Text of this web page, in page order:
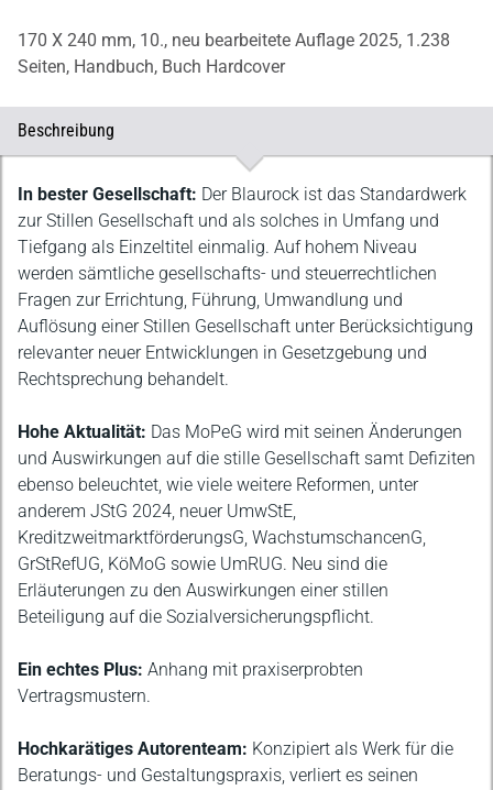
170 X 240 mm, 10., neu bearbeitete Auflage 2025, 1.238
Seiten, Handbuch, Buch Hardcover
Beschreibung
Beschreibung
In bester Gesellschaft: Der Blaurock ist das Standardwerk
zur Stillen Gesellschaft und als solches in Umfang und
Tiefgang als Einzeltitel einmalig. Auf hohem Niveau
werden sämtliche gesellschafts- und steuerrechtlichen
Fragen zur Errichtung, Führung, Umwandlung und
Auflösung einer Stillen Gesellschaft unter Berücksichtigung
relevanter neuer Entwicklungen in Gesetzgebung und
Rechtsprechung behandelt.
Hohe Aktualität: Das MoPeG wird mit seinen Änderungen
und Auswirkungen auf die stille Gesellschaft samt Defiziten
ebenso beleuchtet, wie viele weitere Reformen, unter
anderem JStG 2024, neuer UmwStE,
KreditzweitmarktförderungsG, WachstumschancenG,
GrStRefUG, KöMoG sowie UmRUG. Neu sind die
Erläuterungen zu den Auswirkungen einer stillen
Beteiligung auf die Sozialversicherungspflicht.
Ein echtes Plus: Anhang mit praxiserprobten
Vertragsmustern.
Hochkarätiges Autorenteam: Konzipiert als Werk für die
Beratungs- und Gestaltungspraxis, verliert es seinen